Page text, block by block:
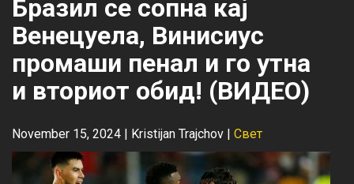
Бразил се сопна кај
Венецуела, Винисиус
промаши пенал и го утна
и вториот обид! (ВИДЕО)
November 15, 2024 | Kristijan Trajchov | Свет